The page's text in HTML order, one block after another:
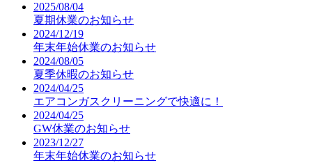
2025/08/04
夏期休業のお知らせ
2024/12/19
年末年始休業のお知らせ
2024/08/05
夏季休暇のお知らせ
2024/04/25
エアコンガスクリーニングで快適に！
2024/04/25
GW休業のお知らせ
2023/12/27
年末年始休業のお知らせ